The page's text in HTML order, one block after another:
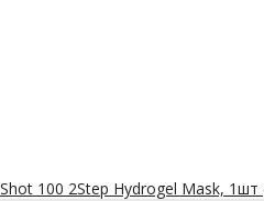
100 2Step Hydrogel Mask,